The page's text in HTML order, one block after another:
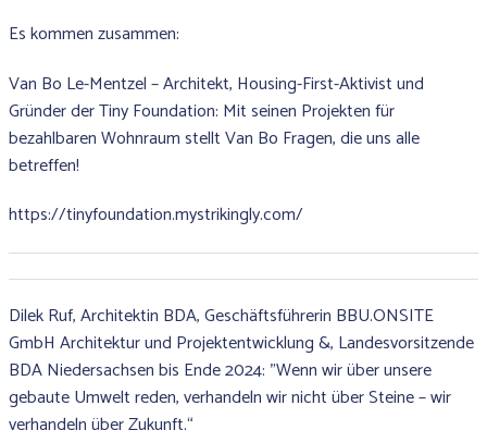
Es kommen zusammen:
Van Bo Le-Mentzel – Architekt, Housing-First-Aktivist und
Gründer der Tiny Foundation: Mit seinen Projekten für
bezahlbaren Wohnraum stellt Van Bo Fragen, die uns alle
betreffen!
https://tinyfoundation.mystrikingly.com/
Dilek Ruf, Architektin BDA, Geschäftsführerin BBU.ONSITE
GmbH Architektur und Projektentwicklung &, Landesvorsitzende
BDA Niedersachsen bis Ende 2024: "Wenn wir über unsere
gebaute Umwelt reden, verhandeln wir nicht über Steine – wir